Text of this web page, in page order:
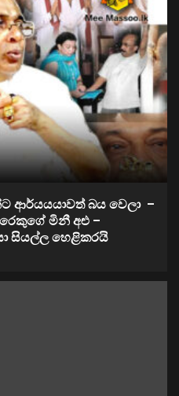
ආර්යයයාවත් බය වෙලා –
මිනී අළු –
සියල්ල හෙළිකරයි